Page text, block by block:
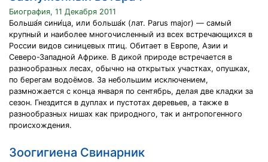
Биография, 11 Декабря 2011
Больша́я сини́ца, или больша́к (лат. Parus major) — самый
крупный и наиболее многочисленный из всех встречающихся в
России видов синицевых птиц. Обитает в Европе, Азии и
Северо-Западной Африке. В дикой природе встречается в
разнообразных лесах, обычно на открытых участках, опушках,
по берегам водоёмов. За небольшим исключением,
размножается с конца января по сентябрь, делая две кладки за
сезон. Гнездится в дуплах и пустотах деревьев, а также в
разнообразных нишах как природного, так и антропогенного
происхождения.
Зоогигиена Свинарник